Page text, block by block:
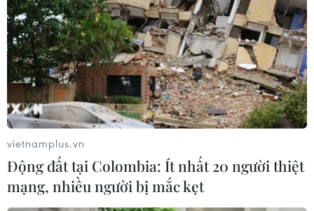
biến tích cực tại Trung Đông
05/08/2026 23:27
Chứng khoán châu Á đồng loạt tăng
nhờ đà hồi phục của cổ phiếu công
nghệ
05/08/2026 11:00
vietnamplus.vn
Động đất tại Colombia: Ít nhất 20 người thiệt
mạng, nhiều người bị mắc kẹt